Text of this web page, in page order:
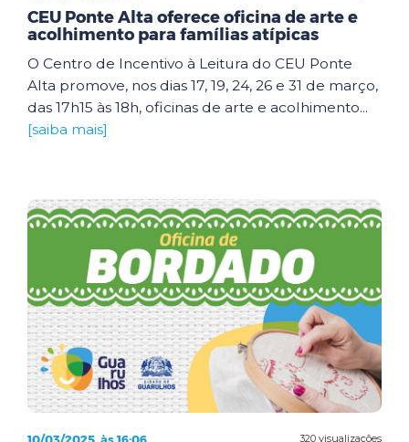
CEU Ponte Alta oferece oficina de arte e
acolhimento para famílias atípicas
O Centro de Incentivo à Leitura do CEU Ponte
Alta promove, nos dias 17, 19, 24, 26 e 31 de março,
das 17h15 às 18h, oficinas de arte e acolhimento...
[saiba mais]
320 visualizações
10/03/2025, às 16:06